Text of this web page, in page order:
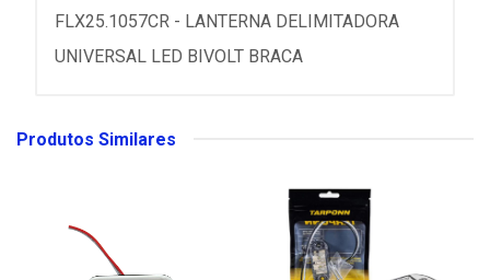
FLX25.1057CR - LANTERNA DELIMITADORA
UNIVERSAL LED BIVOLT BRACA
Produtos Similares